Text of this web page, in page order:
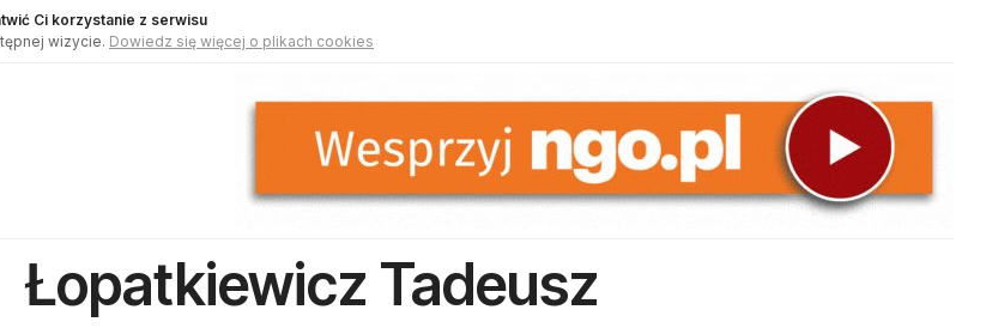
Ci korzystanie z serwisu
wizycie. Dowiedz się więcej o plikach cookies
Łopatkiewicz Tadeusz